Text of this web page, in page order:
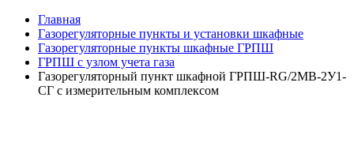
Главная
Газорегуляторные пункты и установки шкафные
Газорегуляторные пункты шкафные ГРПШ
ГРПШ с узлом учета газа
Газорегуляторный пункт шкафной ГРПШ-RG/2MB-2У1-
СГ с измерительным комплексом